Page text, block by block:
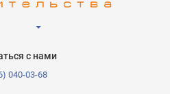
с нами
040-03-68